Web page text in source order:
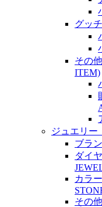
グッ
その
ITEM)
ジュエリー
ブラ
ダイ
カラ
その